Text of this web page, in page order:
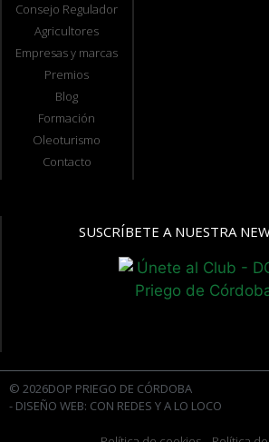
Consejo Regulador
Agricultores
Empresas y marcas
Premios
Blog
Formación
Oleoturismo
Contacto
SUSCRÍBETE A NUESTRA
© 2026DOP PRIEGO DE CÓRDOBA
- DISEÑO WEB: CON REDES Y A LO LOCO